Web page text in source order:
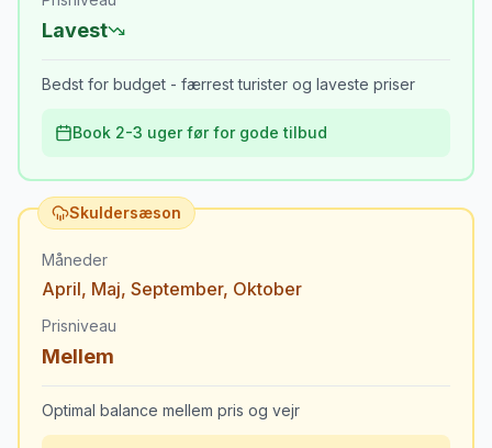
Lavest
Bedst for budget - færrest turister og laveste priser
Book 2-3 uger før for gode tilbud
Skuldersæson
Måneder
April, Maj, September, Oktober
Prisniveau
Mellem
Optimal balance mellem pris og vejr